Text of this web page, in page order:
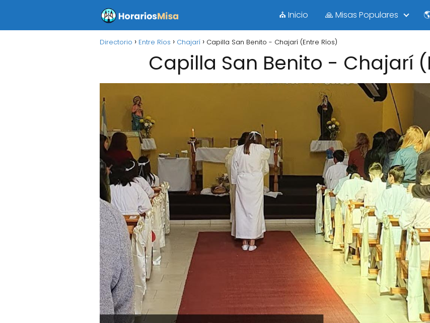
⛪ Inicio 🙏 Misas Populares
Directorio Entre Ríos Chajarí Capilla San Benito - Chajarí (Entre Ríos)
Capilla San Benito - Chajarí